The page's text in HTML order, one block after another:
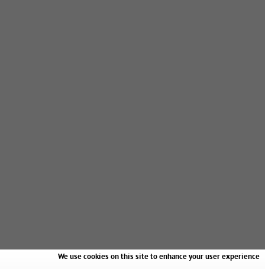
We use cookies on this site to enhance your user experience